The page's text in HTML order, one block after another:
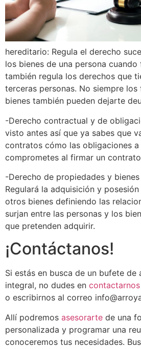
hereditario: Regula el derecho
los bienes de una persona cuando
también regula los derechos que
terceras personas. No siempre
bienes también pueden dejarte
-Derecho contractual y de
visto antes así que ya sabes que
contratos cómo las obligaciones
comprometes al firmar un
-Derecho de propiedades y
Regulará la adquisición y
otros bienes definiendo las
surjan entre las personas y los
que pretenden adquirir.
¡Contáctanos!
Si estás en busca de un bufete de
integral, no dudes en contactarnos
o escribirnos al correo
Allí podremos asesorarte de una
personalizada y programar una
conoceremos tus necesidades.